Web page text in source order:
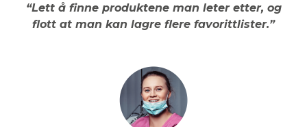
“Lett å finne produktene man leter etter, og
flott at man kan lagre flere favorittlister.”